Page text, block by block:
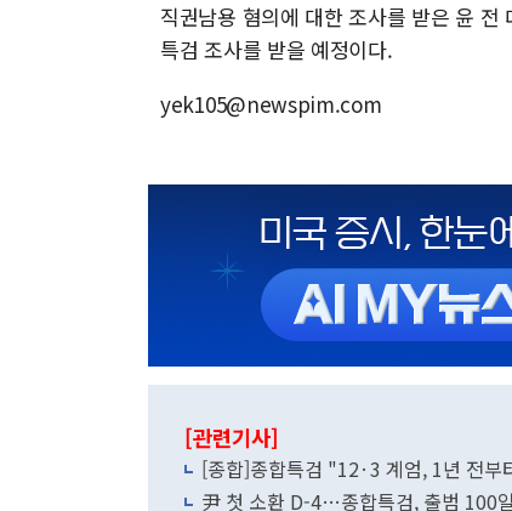
직권남용 혐의에 대한 조사를 받은 윤
특검 조사를 받을 예정이다.
yek105@newspim.com
[관련기사]
[종합]종합특검 "12·3 계엄, 1년 전
尹 첫 소환 D-4…종합특검, 출범 100